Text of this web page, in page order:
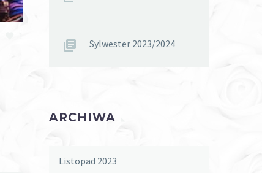
Sylwester 2023/2024
ARCHIWA
Listopad 2023